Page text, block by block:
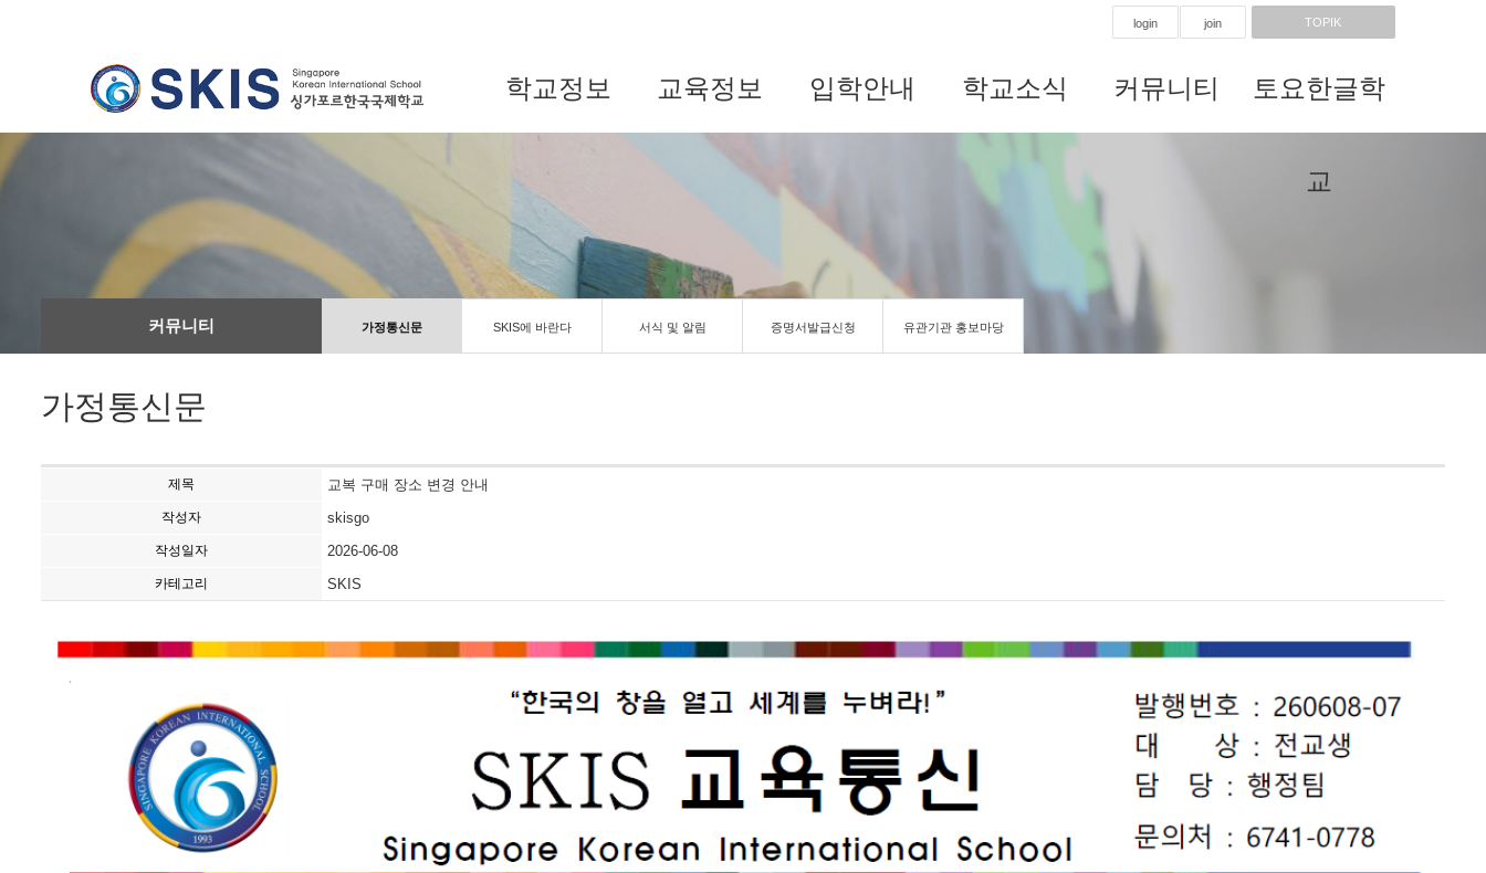
login join TOPIK
학교정보 교육정보 입학안내 학교소식 커뮤니티 토요한글학
교
커뮤니티 가정통신문 SKIS에 바란다 서식 및 알림 증명서발급신청 유관기관 홍보마당
가정통신문
제목 교복 구매 장소 변경 안내
작성자 skisgo
작성일자 2026-06-08
카테고리 SKIS